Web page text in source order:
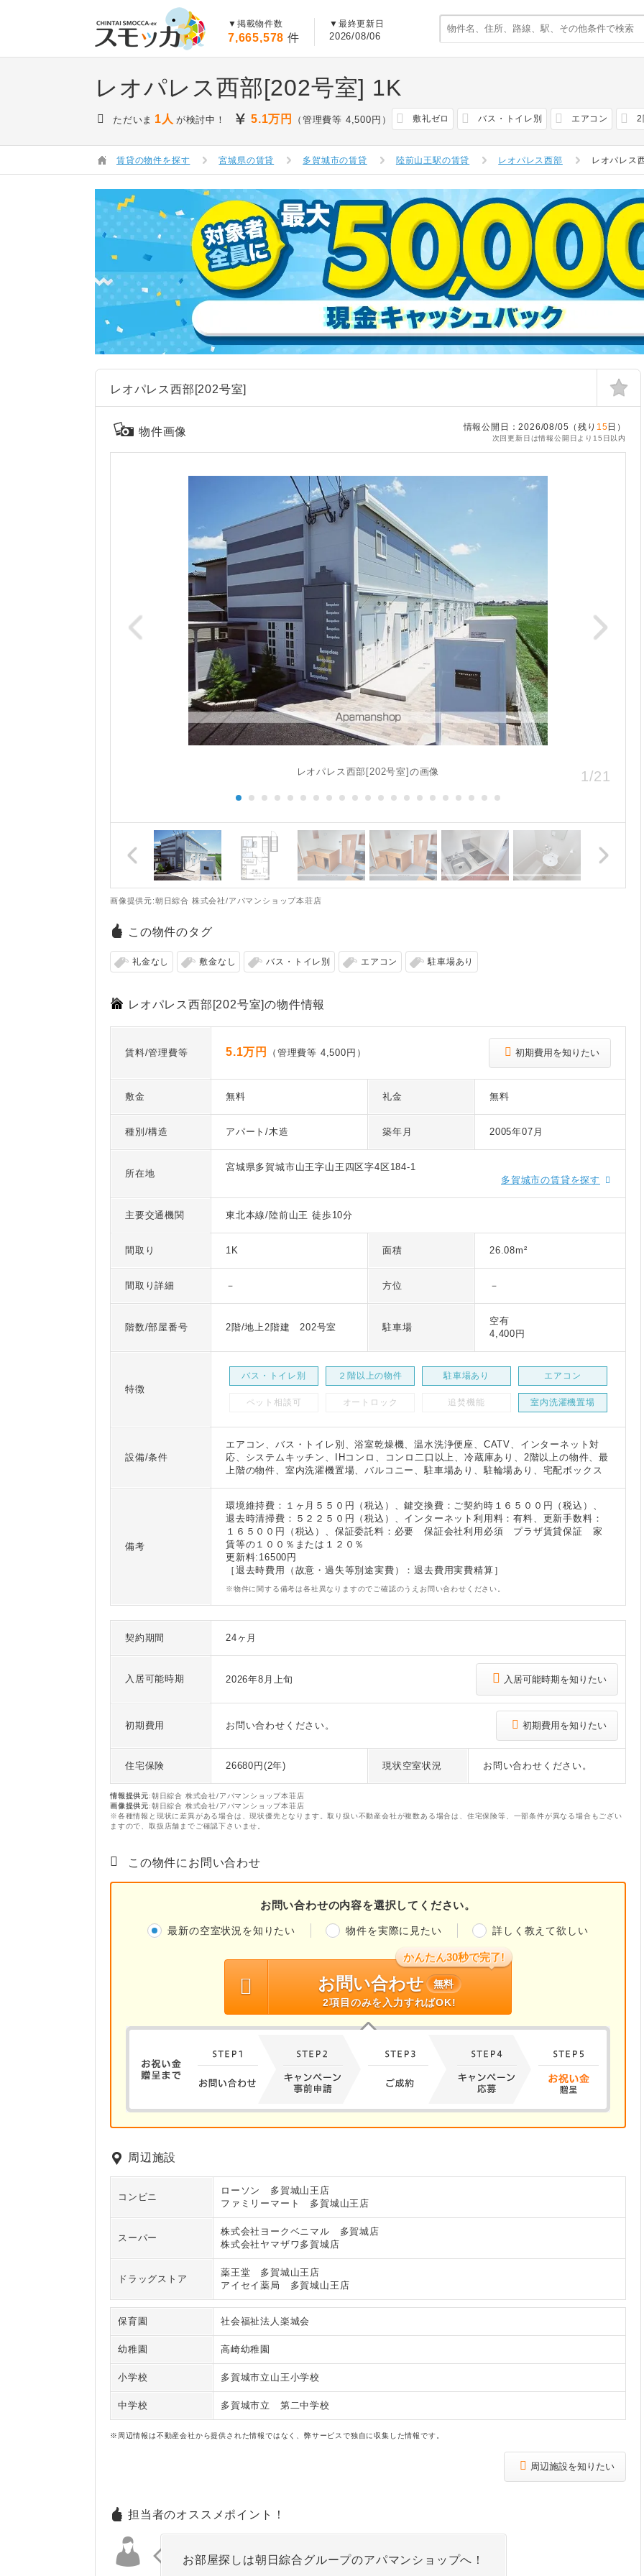
▼掲載物件数
7,665,578 件
▼最終更新日
2026/08/06
レオパレス西部[202号室] 1K
ただいま 1人 が検討中！ 5.1万円 （管理費等 4,500円） 敷礼ゼロ バス・トイレ別 エアコン 2
賃貸の物件を探す 宮城県の賃貸 多賀城市の賃貸 陸前山王駅の賃貸 レオパレス西部 レオパレス
レオパレス西部[202号室]
情報公開日：2026/08/05（残り 15日）
次回更新日は情報公開日より15日以内
物件画像
1/21
レオパレス西部[202号室]の画像
画像提供元:朝日綜合 株式会社/アパマンショップ本荘店
この物件のタグ
礼金なし 敷金なし バス・トイレ別 エアコン 駐車場あり
レオパレス西部[202号室]の物件情報
賃料/管理費等 5.1万円 （管理費等 4,500円） 初期費用を知りたい
敷金 無料 礼金 無料
種別/構造 アパート/木造 築年月 2005年07月
所在地
宮城県多賀城市山王字山王四区字4区184-1
多賀城市の賃貸を探す
主要交通機関 東北本線/陸前山王 徒歩10分
間取り 1K 面積 26.08m²
間取り詳細 － 方位 －
階数/部屋番号 2階/地上2階建 202号室 駐車場
空有
4,400円
特徴
バス・トイレ別 ２階以上の物件 駐車場あり エアコン
ペット相談可 オートロック 追焚機能 室内洗濯機置場
設備/条件
エアコン、バス・トイレ別、浴室乾燥機、温水洗浄便座、CATV、インターネット対
応、システムキッチン、IHコンロ、コンロ二口以上、冷蔵庫あり、2階以上の物件、最
上階の物件、室内洗濯機置場、バルコニー、駐車場あり、駐輪場あり、宅配ボックス
備考
環境維持費：１ヶ月５５０円（税込）、鍵交換費：ご契約時１６５００円（税込）、
退去時清掃費：５２２５０円（税込）、インターネット利用料：有料、更新手数料：
１６５００円（税込）、保証委託料：必要 保証会社利用必須 プラザ賃貸保証 家
賃等の１００％または１２０％
更新料:16500円
［退去時費用（故意・過失等別途実費）：退去費用実費精算］
※物件に関する備考は各社異なりますのでご確認のうえお問い合わせください。
契約期間 24ヶ月
入居可能時期 2026年8月上旬 入居可能時期を知りたい
初期費用 お問い合わせください。 初期費用を知りたい
住宅保険 26680円(2年) 現状空室状況 お問い合わせください。
情報提供元:朝日綜合 株式会社/アパマンショップ本荘店
画像提供元:朝日綜合 株式会社/アパマンショップ本荘店
※各種情報と現状に差異がある場合は、現状優先となります。取り扱い不動産会社が複数ある場合は、住宅保険等、一部条件が異なる場合もござい
ますので、取扱店舗までご確認下さいませ。
この物件にお問い合わせ
お問い合わせの内容を選択してください。
最新の空室状況を知りたい 物件を実際に見たい 詳しく教えて欲しい
かんたん30秒で完了!
お問い合わせ
無料
2項目のみを入力すればOK!
周辺施設
コンビニ
ローソン 多賀城山王店
ファミリーマート 多賀城山王店
スーパー
株式会社ヨークベニマル 多賀城店
株式会社ヤマザワ多賀城店
ドラッグストア
薬王堂 多賀城山王店
アイセイ薬局 多賀城山王店
保育園 社会福祉法人楽城会
幼稚園 高崎幼稚園
小学校 多賀城市立山王小学校
中学校 多賀城市立 第二中学校
※周辺情報は不動産会社から提供された情報ではなく、弊サービスで独自に収集した情報です。
周辺施設を知りたい
担当者のオススメポイント！
お部屋探しは朝日綜合グループのアパマンショップへ！